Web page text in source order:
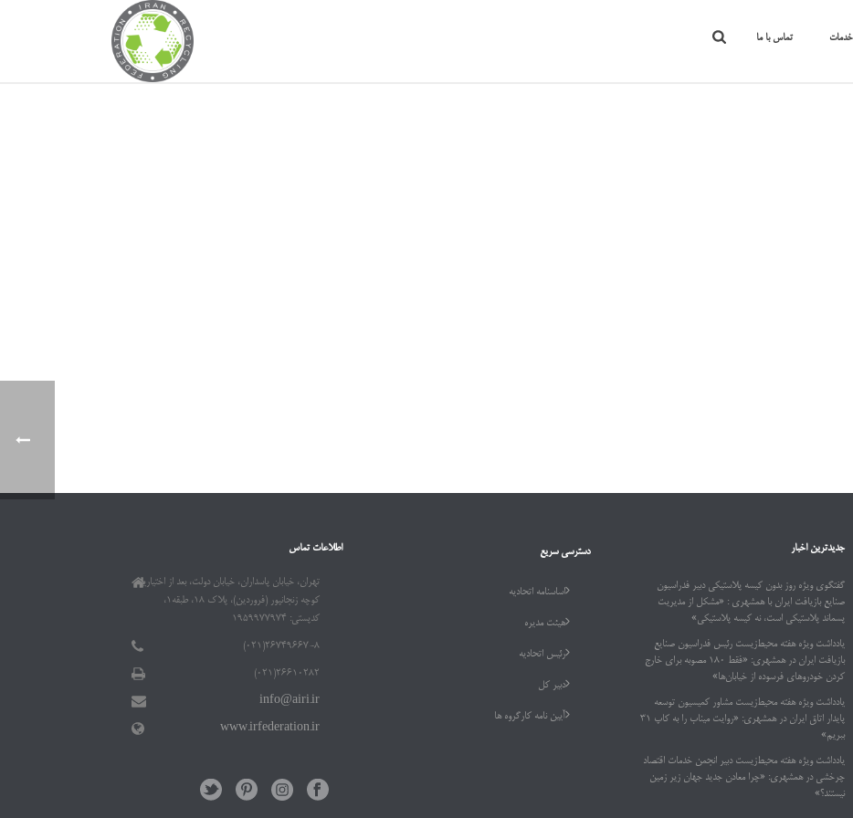
خدمات تماس با ما
اطلاعات تماس
تهران، خیابان پاسداران، خیابان دولت، بعد از اختیاریه،
کوچه زنجانپور (فروردین)، پلاک ۱۸، طبقه۱،
کدپستی: ۱۹۵۹۹۷۷۹۷۴
۲۶۷۴۹۶۶۷-۸(۰۲۱)
۲۶۶۱۰۲۸۲(۰۲۱)
info@airi.ir
www.irfederation.ir
دسترسی سریع
اساسنامه اتحادیه
هیئت مدیره
رئیس اتحادیه
دبیر کل
آیین نامه کارگروه ها
جدیدترین اخبار
گفتگوی ویژه روز بدون کیسه پلاستیکی دبیر فدراسیون
صنایع بازیافت ایران با همشهری : «مشکل از مدیریت
پسماند پلاستیکی است، نه کیسه پلاستیکی»
یادداشت ویژه هفته محیط‌زیست رئیس فدراسیون صنایع
بازیافت ایران در همشهری: «فقط ۱۸۰ مصوبه برای خارج
کردن خودروهای فرسوده از خیابان‌ها»
یادداشت ویژه هفته محیط‌زیست مشاور کمیسیون توسعه
پایدار اتاق ایران در همشهری: «روایت میناب را به کاپ ۳۱
ببریم»
یادداشت ویژه هفته محیط‌زیست دبیر انجمن خدمات اقتصاد
چرخشی در همشهری: «چرا معادن جدید جهان زیر زمین
نیستند؟»